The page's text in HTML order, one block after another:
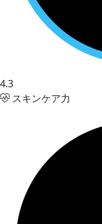
4.3
スキンケア力